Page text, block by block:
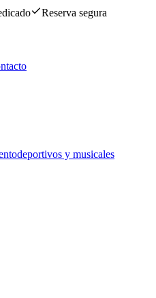
Reserva segura
deportivos y musicales